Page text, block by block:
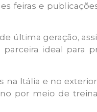
feiras e
última geração,
ideal para
na Itália e no
por meio de